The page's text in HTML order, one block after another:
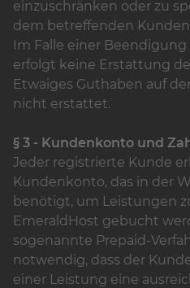
einzuschränken oder zu
dem betreffenden
Im Falle einer
erfolgt keine Erstattung
Etwaiges Guthaben auf
nicht erstattet.
§ 3 - Kundenkonto und
Jeder registrierte Kunde
Kundenkonto, das in der
benötigt, um Leistungen
EmeraldHost gebucht
sogenannte Prepaid-
notwendig, dass der
einer Leistung eine